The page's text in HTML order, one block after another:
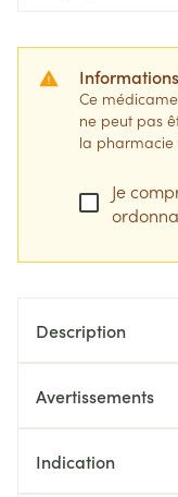
Ce
ne peut pas
la
Je
Description
Avertissements
Indication